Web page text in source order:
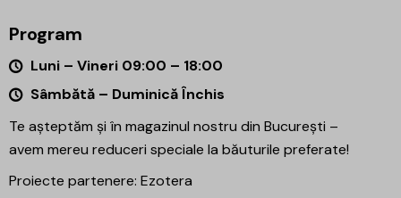
Program
Luni – Vineri 09:00 – 18:00
Sâmbătă – Duminică Închis
Te așteptăm și în magazinul nostru din București –
avem mereu reduceri speciale la băuturile preferate!
Proiecte partenere: Ezotera